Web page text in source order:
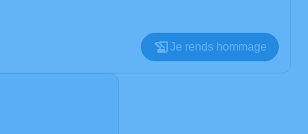
Je rends hommage